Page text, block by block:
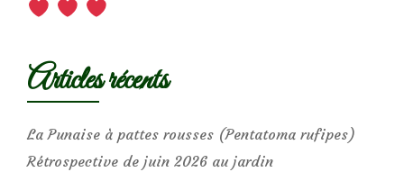
Articles récents
La Punaise à pattes rousses (Pentatoma rufipes)
Rétrospective de juin 2026 au jardin